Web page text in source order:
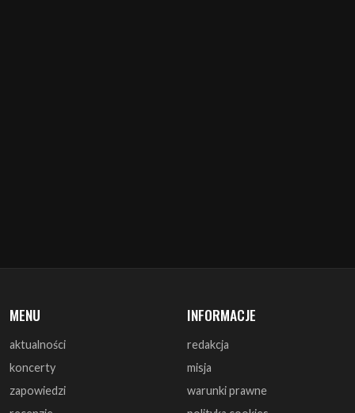
MENU
aktualności
koncerty
zapowiedzi
INFORMACJE
redakcja
misja
warunki prawne